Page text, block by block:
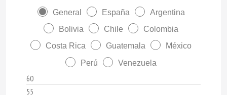
General España
Argentina
Bolivia
Chile
Colombia
Costa Rica
Guatemala
México
Perú
Venezuela
60
55